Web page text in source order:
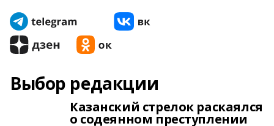
Выбор редакции
Казанский стрелок раскаялся
о содеянном преступлении